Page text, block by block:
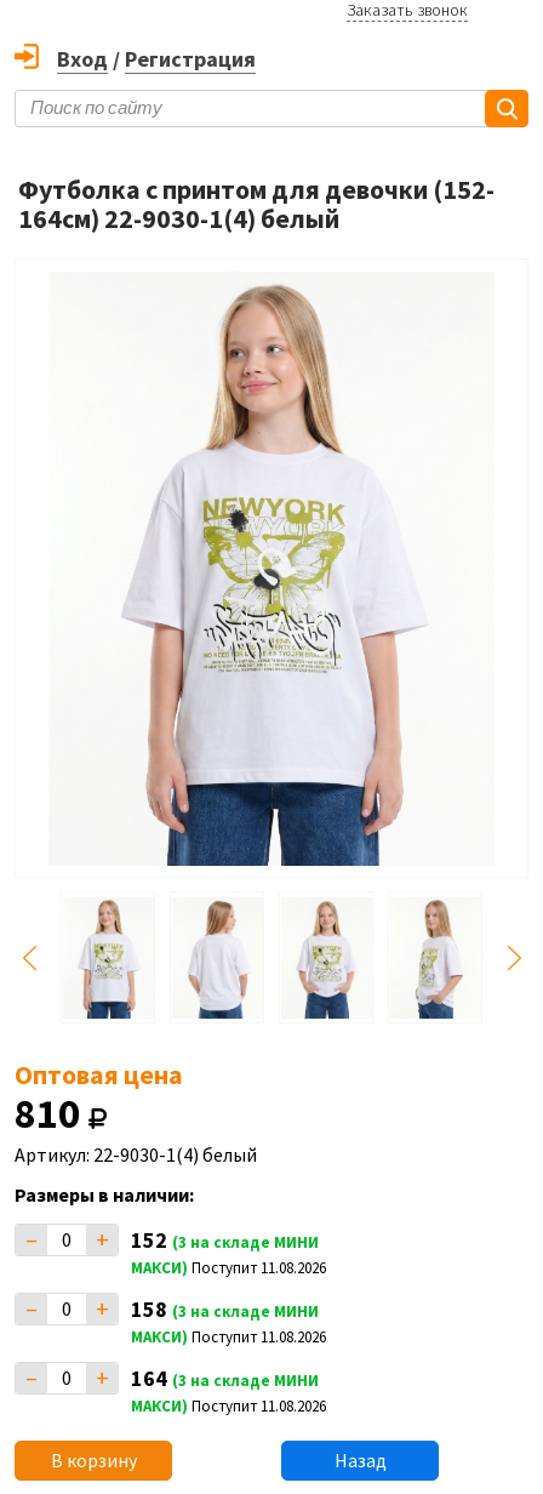
Заказать звонок
Вход / Регистрация
Футболка с принтом для девочки (152-
164см) 22-9030-1(4) белый
Оптовая цена
810
Артикул: 22-9030-1(4) белый
Размеры в наличии:
– + 152 (3 на складе МИНИ
МАКСИ) Поступит 11.08.2026
– + 158 (3 на складе МИНИ
МАКСИ) Поступит 11.08.2026
– + 164 (3 на складе МИНИ
МАКСИ) Поступит 11.08.2026
В корзину Назад